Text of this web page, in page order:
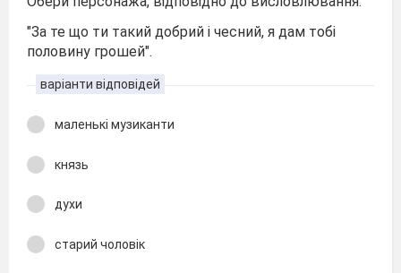
"За те що ти такий добрий і чесний, я дам тобі
половину грошей".
варіанти відповідей
маленькі музиканти
князь
духи
старий чоловік